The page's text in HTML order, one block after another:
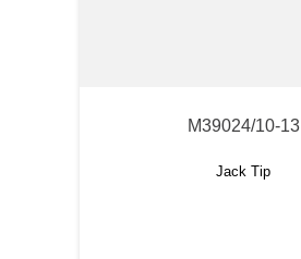
M39024/10-13
Jack Tip